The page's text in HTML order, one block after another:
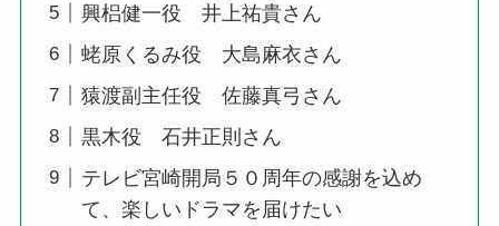
興梠健一役 井上祐貴さん
蛯原くるみ役 大島麻衣さん
猿渡副主任役 佐藤真弓さん
黒木役 石井正則さん
テレビ宮崎開局５０周年の感謝を込め
て、楽しいドラマを届けたい